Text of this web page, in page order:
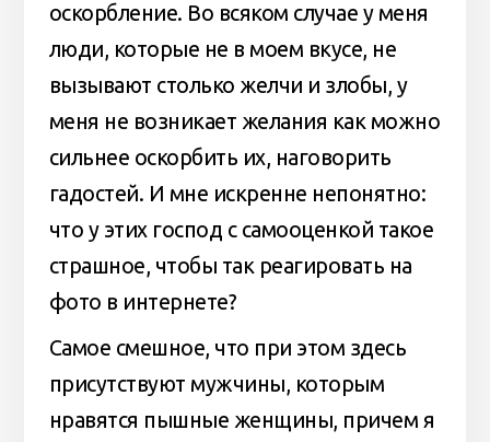
оскорбление. Во всяком случае у меня
люди, которые не в моем вкусе, не
вызывают столько желчи и злобы, у
меня не возникает желания как можно
сильнее оскорбить их, наговорить
гадостей. И мне искренне непонятно:
что у этих господ с самооценкой такое
страшное, чтобы так реагировать на
фото в интернете?
Самое смешное, что при этом здесь
присутствуют мужчины, которым
нравятся пышные женщины, причем я